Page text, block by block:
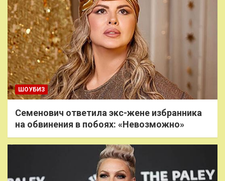
ШОУБИЗ
Семенович ответила экс-жене избранника
на обвинения в побоях: «Невозможно»